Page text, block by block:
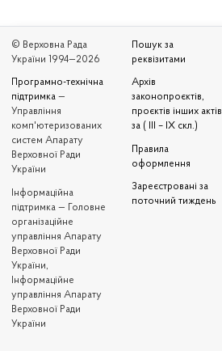
© Верховна Рада
України 1994—2026
Програмно-технічна
підтримка —
Управління
комп'ютеризованих
систем Апарату
Верховної Ради
України
Iнформаційна
підтримка — Головне
організаційне
управління Апарату
Верховної Ради
України,
Інформаційне
управління Апарату
Верховної Ради
України
Пошук за
реквізитами
Архів
законопроєктів,
проєктів інших актів
за ( III – IX скл.)
Правила
оформлення
Зареєстровані за
поточний тиждень